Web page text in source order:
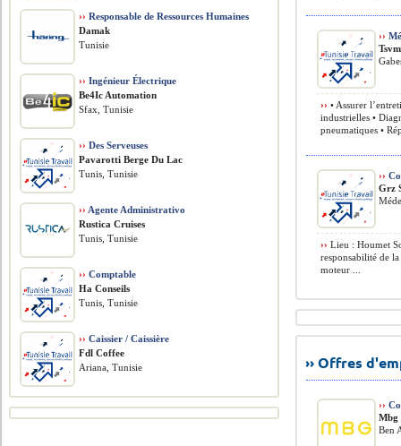
››
Tsvm
›› • Assurer
industrielles •
pneumatiques •
››
Grz
›› Lieu : Houmet
responsabilité de
moteur ...
›› Offres
››
Mbg
Ben
›› Responsable de Ressources Humaines
Damak
Tunisie
›› Ingénieur Électrique
Be4Ic Automation
Sfax, Tunisie
›› Des Serveuses
Pavarotti Berge Du Lac
Tunis, Tunisie
›› Agente Administrativo
Rustica Cruises
Tunis, Tunisie
›› Comptable
Ha Conseils
Tunis, Tunisie
›› Caissier / Caissière
Fdl Coffee
Ariana, Tunisie